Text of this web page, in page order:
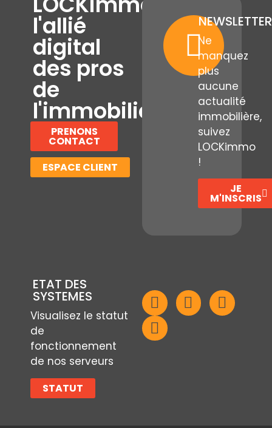
l'allié
digital
des pros
de
l'immobilier
PRENONS
CONTACT
ESPACE CLIENT
NEWSLETTER
Ne
manquez
plus
aucune
actualité
immobilière,
suivez
LOCKimmo
!
JE
M'INSCRIS
ETAT DES
SYSTEMES
Visualisez le statut
de
fonctionnement
de nos serveurs
STATUT